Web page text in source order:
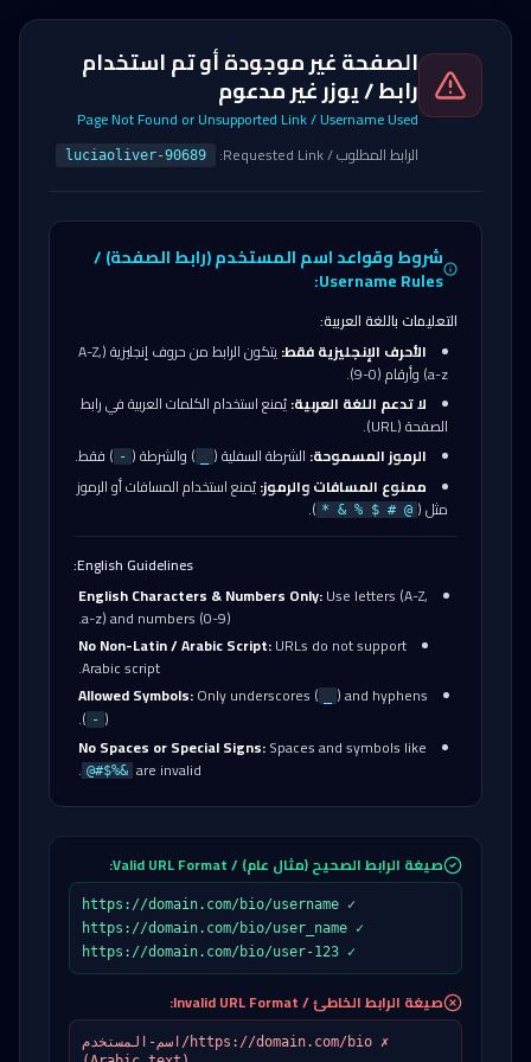
الصفحة غير موجودة أو تم استخدام
رابط / يوزر غير مدعوم
Page Not Found or Unsupported Link / Username Used
الرابط المطلوب / Requested Link:
luciaoliver-90689
شروط وقواعد اسم المستخدم (رابط الصفحة) /
Username Rules:
التعليمات باللغة العربية:
الأحرف الإنجليزية فقط:
يتكون الرابط من حروف إنجليزية (A-Z,
a-z) وأرقام (0-9).
لا تدعم اللغة العربية:يُمنع استخدام الكلمات العربية في رابط
الصفحة (URL).
الرموز المسموحة: الشرطة السفلية ( ) والشرطة ( - ) فقط.
ممنوع المسافات والرموز:يُمنع استخدام المسافات أو الرموز
مثل ( @ # $ % & *
).
English Guidelines:
English Characters & Numbers Only:Use letters (A-Z,
a-z) and numbers (0-9).
No Non-Latin / Arabic Script:URLs do not support
Arabic script.
Allowed Symbols:Only underscores (
) and hyphens
(
-
).
No Spaces or Special Signs:Spaces and symbols like
@#$%& are invalid.
صيغة الرابط الصحيح (مثال عام) / Valid URL Format:
✓ https://domain.com/bio/username
✓ https://domain.com/bio/user_name
✓ https://domain.com/bio/user-123
صيغة الرابط الخاطئ / Invalid URL Format:
✗ https://domain.com/bio/اسم-المستخدم